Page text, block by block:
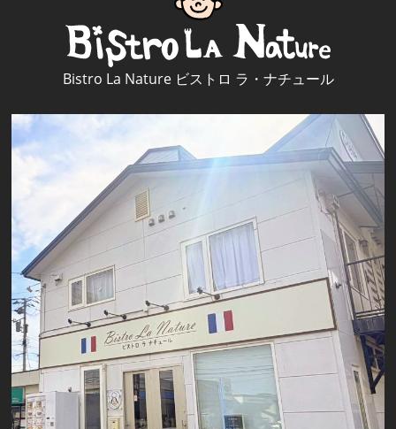
Bistro La Nature ビストロ ラ・ナチュール